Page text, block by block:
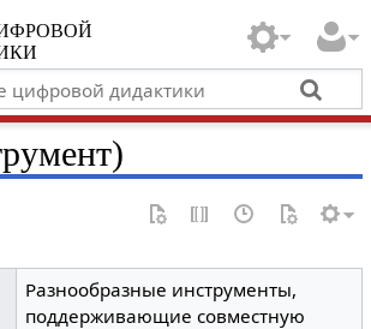
Разнообразные инструменты,
поддерживающие совместную